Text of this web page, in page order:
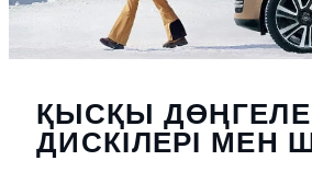
ҚЫСҚЫ
ДИСКІЛЕРІ МЕН